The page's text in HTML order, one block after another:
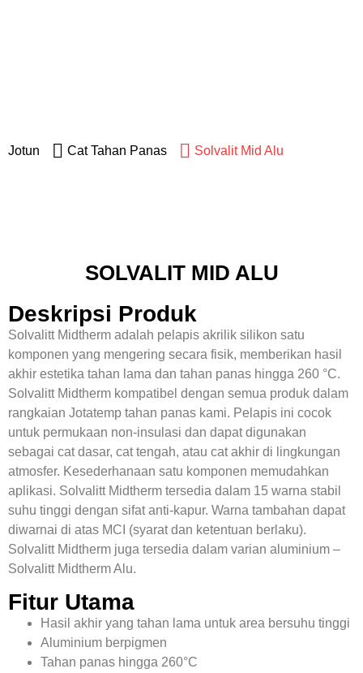
Jotun Cat Tahan Panas Solvalit Mid Alu
SOLVALIT MID ALU
Deskripsi Produk
Solvalitt Midtherm adalah pelapis akrilik silikon satu
komponen yang mengering secara fisik, memberikan hasil
akhir estetika tahan lama dan tahan panas hingga 260 °C.
Solvalitt Midtherm kompatibel dengan semua produk dalam
rangkaian Jotatemp tahan panas kami. Pelapis ini cocok
untuk permukaan non-insulasi dan dapat digunakan
sebagai cat dasar, cat tengah, atau cat akhir di lingkungan
atmosfer. Kesederhanaan satu komponen memudahkan
aplikasi. Solvalitt Midtherm tersedia dalam 15 warna stabil
suhu tinggi dengan sifat anti-kapur. Warna tambahan dapat
diwarnai di atas MCI (syarat dan ketentuan berlaku).
Solvalitt Midtherm juga tersedia dalam varian aluminium –
Solvalitt Midtherm Alu.
Fitur Utama
Hasil akhir yang tahan lama untuk area bersuhu tinggi
Aluminium berpigmen
Tahan panas hingga 260°C